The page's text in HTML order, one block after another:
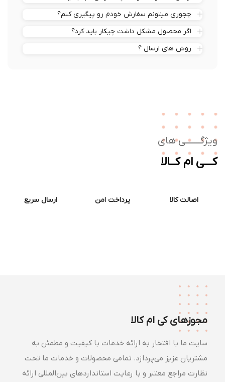
چجوری میتونم سفارش خودم رو پیگیری کنم؟
اگر محصول مشکل داشت چیکار باید کرد؟
روش های ارسال ؟
های
ام کــالا
اصالت کالا پرداخت امن ارسال سریع
مجوزهای کی ام کالا
سایت ما با افتخار به ارائه خدمات با کیفیت و مطمئن به
مشتریان عزیز می‌پردازد. تمامی محصولات و خدمات ما تحت
نظارت مراجع معتبر و با رعایت استانداردهای بین‌المللی ارائه